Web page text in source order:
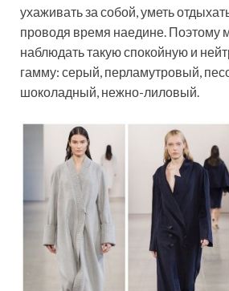
ухаживать за собой, уметь
проводя время наедине. Поэтому
наблюдать такую спокойную и
гамму: серый, перламутровый,
шоколадный, нежно-лиловый.